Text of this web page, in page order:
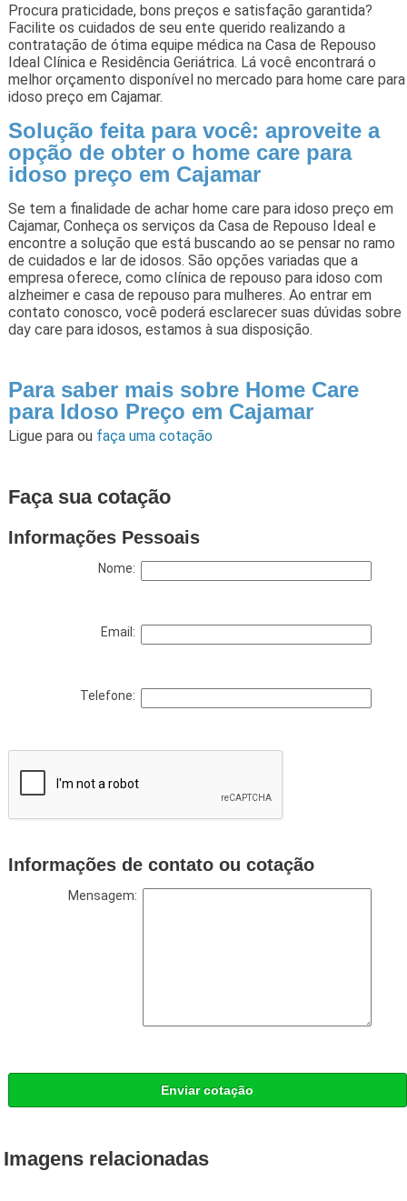
Procura praticidade, bons preços e satisfação garantida?
Facilite os cuidados de seu ente querido realizando a
contratação de ótima equipe médica na Casa de Repouso
Ideal Clínica e Residência Geriátrica. Lá você encontrará o
melhor orçamento disponível no mercado para home care para
idoso preço em Cajamar.
Solução feita para você: aproveite a
opção de obter o home care para
idoso preço em Cajamar
Se tem a finalidade de achar home care para idoso preço em
Cajamar, Conheça os serviços da Casa de Repouso Ideal e
encontre a solução que está buscando ao se pensar no ramo
de cuidados e lar de idosos. São opções variadas que a
empresa oferece, como clínica de repouso para idoso com
alzheimer e casa de repouso para mulheres. Ao entrar em
contato conosco, você poderá esclarecer suas dúvidas sobre
day care para idosos, estamos à sua disposição.
Para saber mais sobre Home Care
para Idoso Preço em Cajamar
Ligue para ou faça uma cotação
Faça sua cotação
Informações Pessoais
Nome:
Email:
Telefone:
Informações de contato ou cotação
Mensagem:
Enviar cotação
Imagens relacionadas